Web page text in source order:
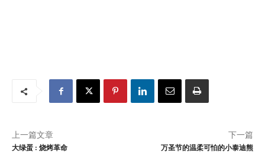
上一篇文章
大绿蛋 : 烧烤革命
下一篇
万圣节的温柔可怕的小泰迪熊